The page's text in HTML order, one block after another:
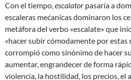
Con el tiempo,escalator pasaría a
escaleras mećanicas dominaron los
metáfora del verbo «escalate» que
«hacer subir cómodamente por estas
corrompió como sinónimo de hacer
aumentar, engrandecer de forma
violencia, la hostilidad, los precios,